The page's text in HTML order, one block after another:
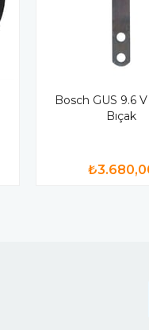
Bosch GUS 9.6
Bıçak